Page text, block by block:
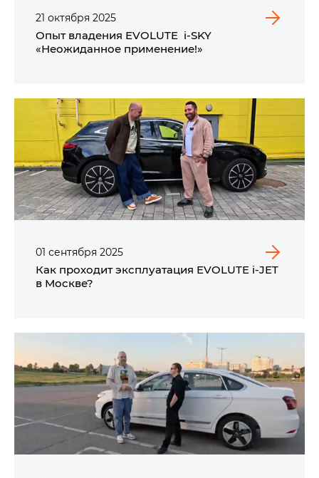
21 октября 2025
Опыт владения EVOLUTE i‑SKY
«Неожиданное применение!»
01 сентября 2025
Как проходит эксплуатация EVOLUTE i‑JET
в Москве?